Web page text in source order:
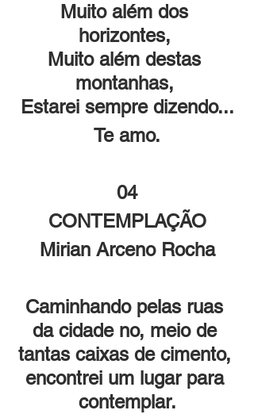
Muito além dos
horizontes,
Muito além destas
montanhas,
Estarei sempre dizendo...
Te amo.
04
CONTEMPLAÇÃO
Mirian Arceno Rocha
Caminhando pelas ruas
da cidade no, meio de
tantas caixas de cimento,
encontrei um lugar para
contemplar.